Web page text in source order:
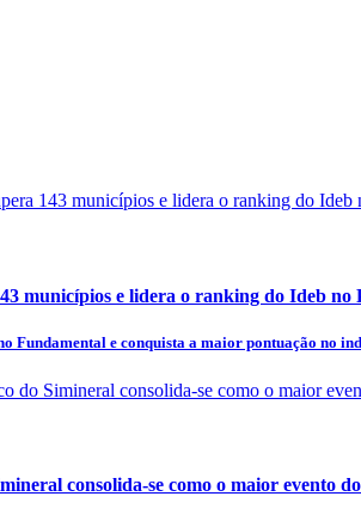
municípios e lidera o ranking do Ideb no
Fundamental e conquista a maior pontuação no
consolida-se como o maior evento